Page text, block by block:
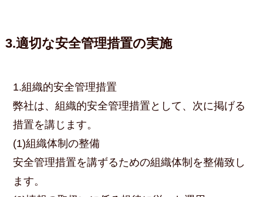
3.適切な安全管理措置の実施
1.組織的安全管理措置
弊社は、組織的安全管理措置として、次に掲げる
措置を講じます。
(1)組織体制の整備
安全管理措置を講ずるための組織体制を整備致し
ます。